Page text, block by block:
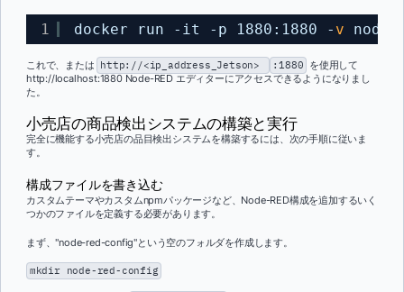
1 docker run -it -p 1880:1880 - v
これで、または http://<ip_address_Jetson> :1880 を使用して
http://localhost:1880 Node-RED エディターにアクセスできるようになりまし
た。
小売店の商品検出システムの構築と実行
完全に機能する小売店の品目検出システムを構築するには、次の手順に従いま
す。
構成ファイルを書き込む
カスタムテーマやカスタムnpmパッケージなど、Node-RED構成を追加するいく
つかのファイルを定義する必要があります。
まず、"node-red-config"という空のフォルダを作成します。
mkdir node-red-config